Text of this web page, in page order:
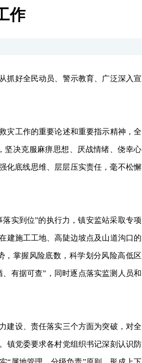
作
抓好全民动员、警示教育、广泛深入宣
灾工作的重要论述和重要指示精神，全
坚决克服麻痹思想、厌战情绪、侥幸心
化底线思维、层层压实责任，毫不松懈
实到位”的执行力，镇安监站采取专项
建施工工地、高陡边坡点及山道沟口的
掌握风险底数，科学划分风险高低区
有据可查”，同时逐点落实监测人员和
建设、责任落实三个方面为突破，对全
镇党委要求各村党组织书记深刻认识防